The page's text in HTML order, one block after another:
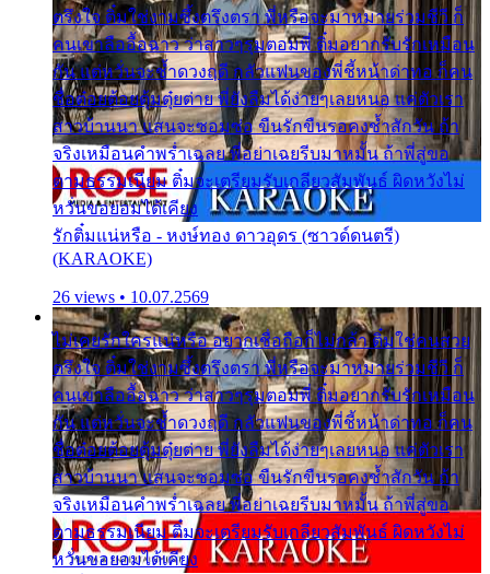
ตรึงใจ ติ๋มใช่งามซึ้งตรึงตรา พี่หรือจะมาหมายร่วมชีวี ก็
คนเขาลืออื้อฉาว ว่าสาวๆรุมตอมพี่ ติ๋มอยากรับรักเหมือน
กัน แต่หวั่นจะช้ำดวงฤดี กลัวแฟนของพี่ชี้หน้าด่าทอ ก็คน
ชื่อต๋อยต้อยตุ้มตุ๋ยต่าย พี่ยังลืมได้ง่ายๆเลยหนอ แค่ตัวเรา
สาวบ้านนา แสนจะซอมซ่อ ขืนรักขืนรอคงช้ำสักวัน ถ้า
จริงเหมือนคำพร่ำเฉลย พี่อย่าเฉยรีบมาหมั้น ถ้าพี่สู่ขอ
ตามธรรมเนียม ติ๋มจะเตรียมรับเกลียวสัมพันธ์ ผิดหวังไม่
หวั่นขอยอมได้เคียง
รักติ๋มแน่หรือ - หงษ์ทอง ดาวอุดร (ซาวด์ดนตรี)
(KARAOKE)
26 views • 10.07.2569
ไม่เคยรักใครแน่หรือ อยากเชื่อถือก็ไม่กล้า ติ๋มใช่คนสวย
ตรึงใจ ติ๋มใช่งามซึ้งตรึงตรา พี่หรือจะมาหมายร่วมชีวี ก็
คนเขาลืออื้อฉาว ว่าสาวๆรุมตอมพี่ ติ๋มอยากรับรักเหมือน
กัน แต่หวั่นจะช้ำดวงฤดี กลัวแฟนของพี่ชี้หน้าด่าทอ ก็คน
ชื่อต๋อยต้อยตุ้มตุ๋ยต่าย พี่ยังลืมได้ง่ายๆเลยหนอ แค่ตัวเรา
สาวบ้านนา แสนจะซอมซ่อ ขืนรักขืนรอคงช้ำสักวัน ถ้า
จริงเหมือนคำพร่ำเฉลย พี่อย่าเฉยรีบมาหมั้น ถ้าพี่สู่ขอ
ตามธรรมเนียม ติ๋มจะเตรียมรับเกลียวสัมพันธ์ ผิดหวังไม่
หวั่นขอยอมได้เคียง